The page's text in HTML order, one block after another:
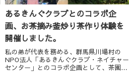
あるきんぐクラブとのコラボ企
画、お茶摘み釜炒り茶作り体験を
開催しました。
私の弟が代表を務める、群馬県川場村の
NPO法人「あるきんぐクラブ・ネイチャー
センター」とのコラボ企画として、茶園で